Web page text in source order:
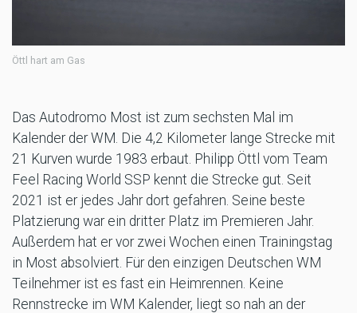
Öttl hart am Gas
Das Autodromo Most ist zum sechsten Mal im
Kalender der WM. Die 4,2 Kilometer lange Strecke mit
21 Kurven wurde 1983 erbaut. Philipp Öttl vom Team
Feel Racing World SSP kennt die Strecke gut. Seit
2021 ist er jedes Jahr dort gefahren. Seine beste
Platzierung war ein dritter Platz im Premieren Jahr.
Außerdem hat er vor zwei Wochen einen Trainingstag
in Most absolviert. Für den einzigen Deutschen WM
Teilnehmer ist es fast ein Heimrennen. Keine
Rennstrecke im WM Kalender, liegt so nah an der